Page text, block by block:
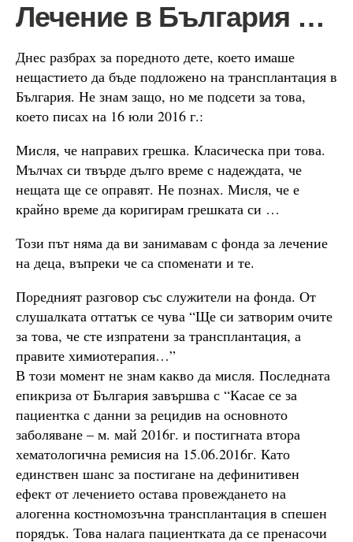
Лечение в България …
Днес разбрах за поредното дете, което имаше
нещастието да бъде подложено на трансплантация в
България. Не знам защо, но ме подсети за това,
което писах на 16 юли 2016 г.:
Мисля, че направих грешка. Класическа при това.
Мълчах си твърде дълго време с надеждата, че
нещата ще се оправят. Не познах. Мисля, че е
крайно време да коригирам грешката си …
Този път няма да ви занимавам с фонда за лечение
на деца, въпреки че са споменати и те.
Поредният разговор със служители на фонда. От
слушалката оттатък се чува “Ще си затворим очите
за това, че сте изпратени за трансплантация, а
правите химиотерапия…”
В този момент не знам какво да мисля. Последната
епикриза от България завършва с “Касае се за
пациентка с данни за рецидив на основното
заболяване – м. май 2016г. и постигната втора
хематологична ремисия на 15.06.2016г. Като
единствен шанс за постигане на дефинитивен
ефект от лечението остава провеждането на
алогенна костномозъчна трансплантация в спешен
порядък. Това налага пациентката да се пренасочи